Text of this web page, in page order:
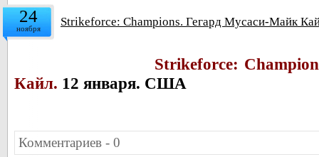
24
ноября Strikeforce: Champions. Гегард Мусаси-Майк
Strikeforce:
Кайл. 12 января. США
Комментариев - 0